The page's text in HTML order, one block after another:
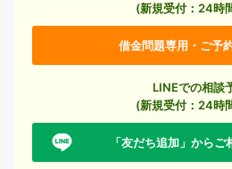
(新規受付：24時
借金問題専用・ご予
LINEでの相談
(新規受付：24時
「友だち追加」からご